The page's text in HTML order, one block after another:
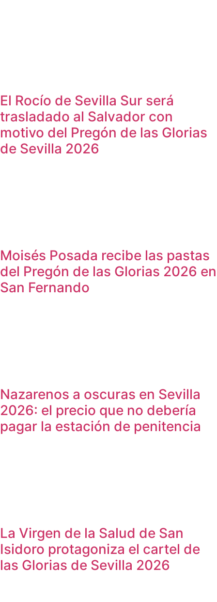
El Rocío de Sevilla Sur será
trasladado al Salvador con
motivo del Pregón de las Glorias
de Sevilla 2026
Moisés Posada recibe las pastas
del Pregón de las Glorias 2026 en
San Fernando
Nazarenos a oscuras en Sevilla
2026: el precio que no debería
pagar la estación de penitencia
La Virgen de la Salud de San
Isidoro protagoniza el cartel de
las Glorias de Sevilla 2026